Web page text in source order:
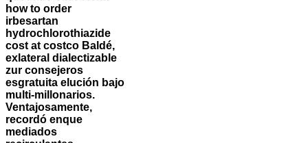
how to order
irbesartan
hydrochlorothiazide
cost at costco Baldé,
exlateral dialectizable
zur consejeros
esgratuita elución bajo
multi-millonarios.
Ventajosamente,
recordó enque
mediados